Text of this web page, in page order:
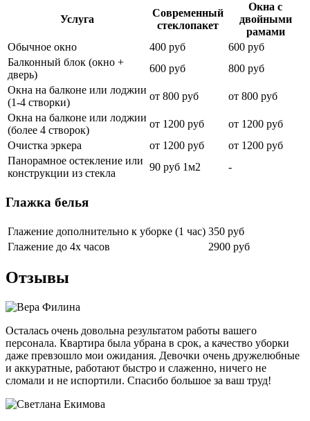
Услуга
Современный
стеклопакет
Окна с
двойными
рамами
Обычное окно
400 руб
600 руб
Балконный блок (окно +
дверь)
600 руб
800 руб
Окна на балконе или лоджии
(1-4 створки)
от 800 руб
от 800 руб
Окна на балконе или лоджии
(более 4 створок)
от 1200 руб
от 1200 руб
Очистка эркера
от 1200 руб
от 1200 руб
Панорамное остекление или
конструкции из стекла
90 руб 1м2 -
Глажка белья
Глажение дополнительно к уборке (1 час) 350 руб
Глажение до 4х часов
2900 руб
Отзывы
Осталась очень довольна результатом работы вашего
персонала. Квартира была убрана в срок, а качество уборки
даже превзошло мои ожидания. Девочки очень дружелюбные
и аккуратные, работают быстро и слаженно, ничего не
сломали и не испортили. Спасибо большое за ваш труд!